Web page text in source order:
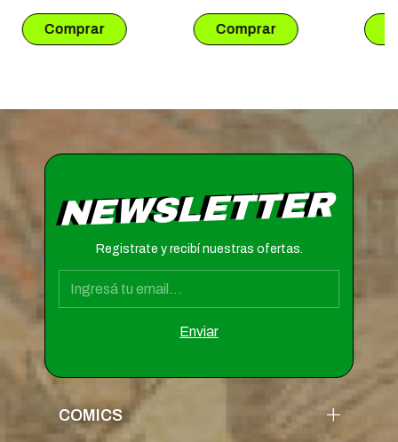
NEWSLETTER
Registrate y recibí nuestras ofertas.
COMICS